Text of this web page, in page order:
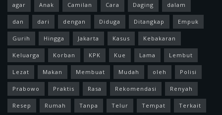
agar Anak Camilan Cara Daging dalam
dan dari dengan Diduga Ditangkap Empuk
Gurih Hingga Jakarta Kasus Kebakaran
Keluarga Korban KPK Kue Lama Lembut
Lezat Makan Membuat Mudah oleh Polisi
Prabowo Praktis Rasa Rekomendasi Renyah
Resep Rumah Tanpa Telur Tempat Terkait